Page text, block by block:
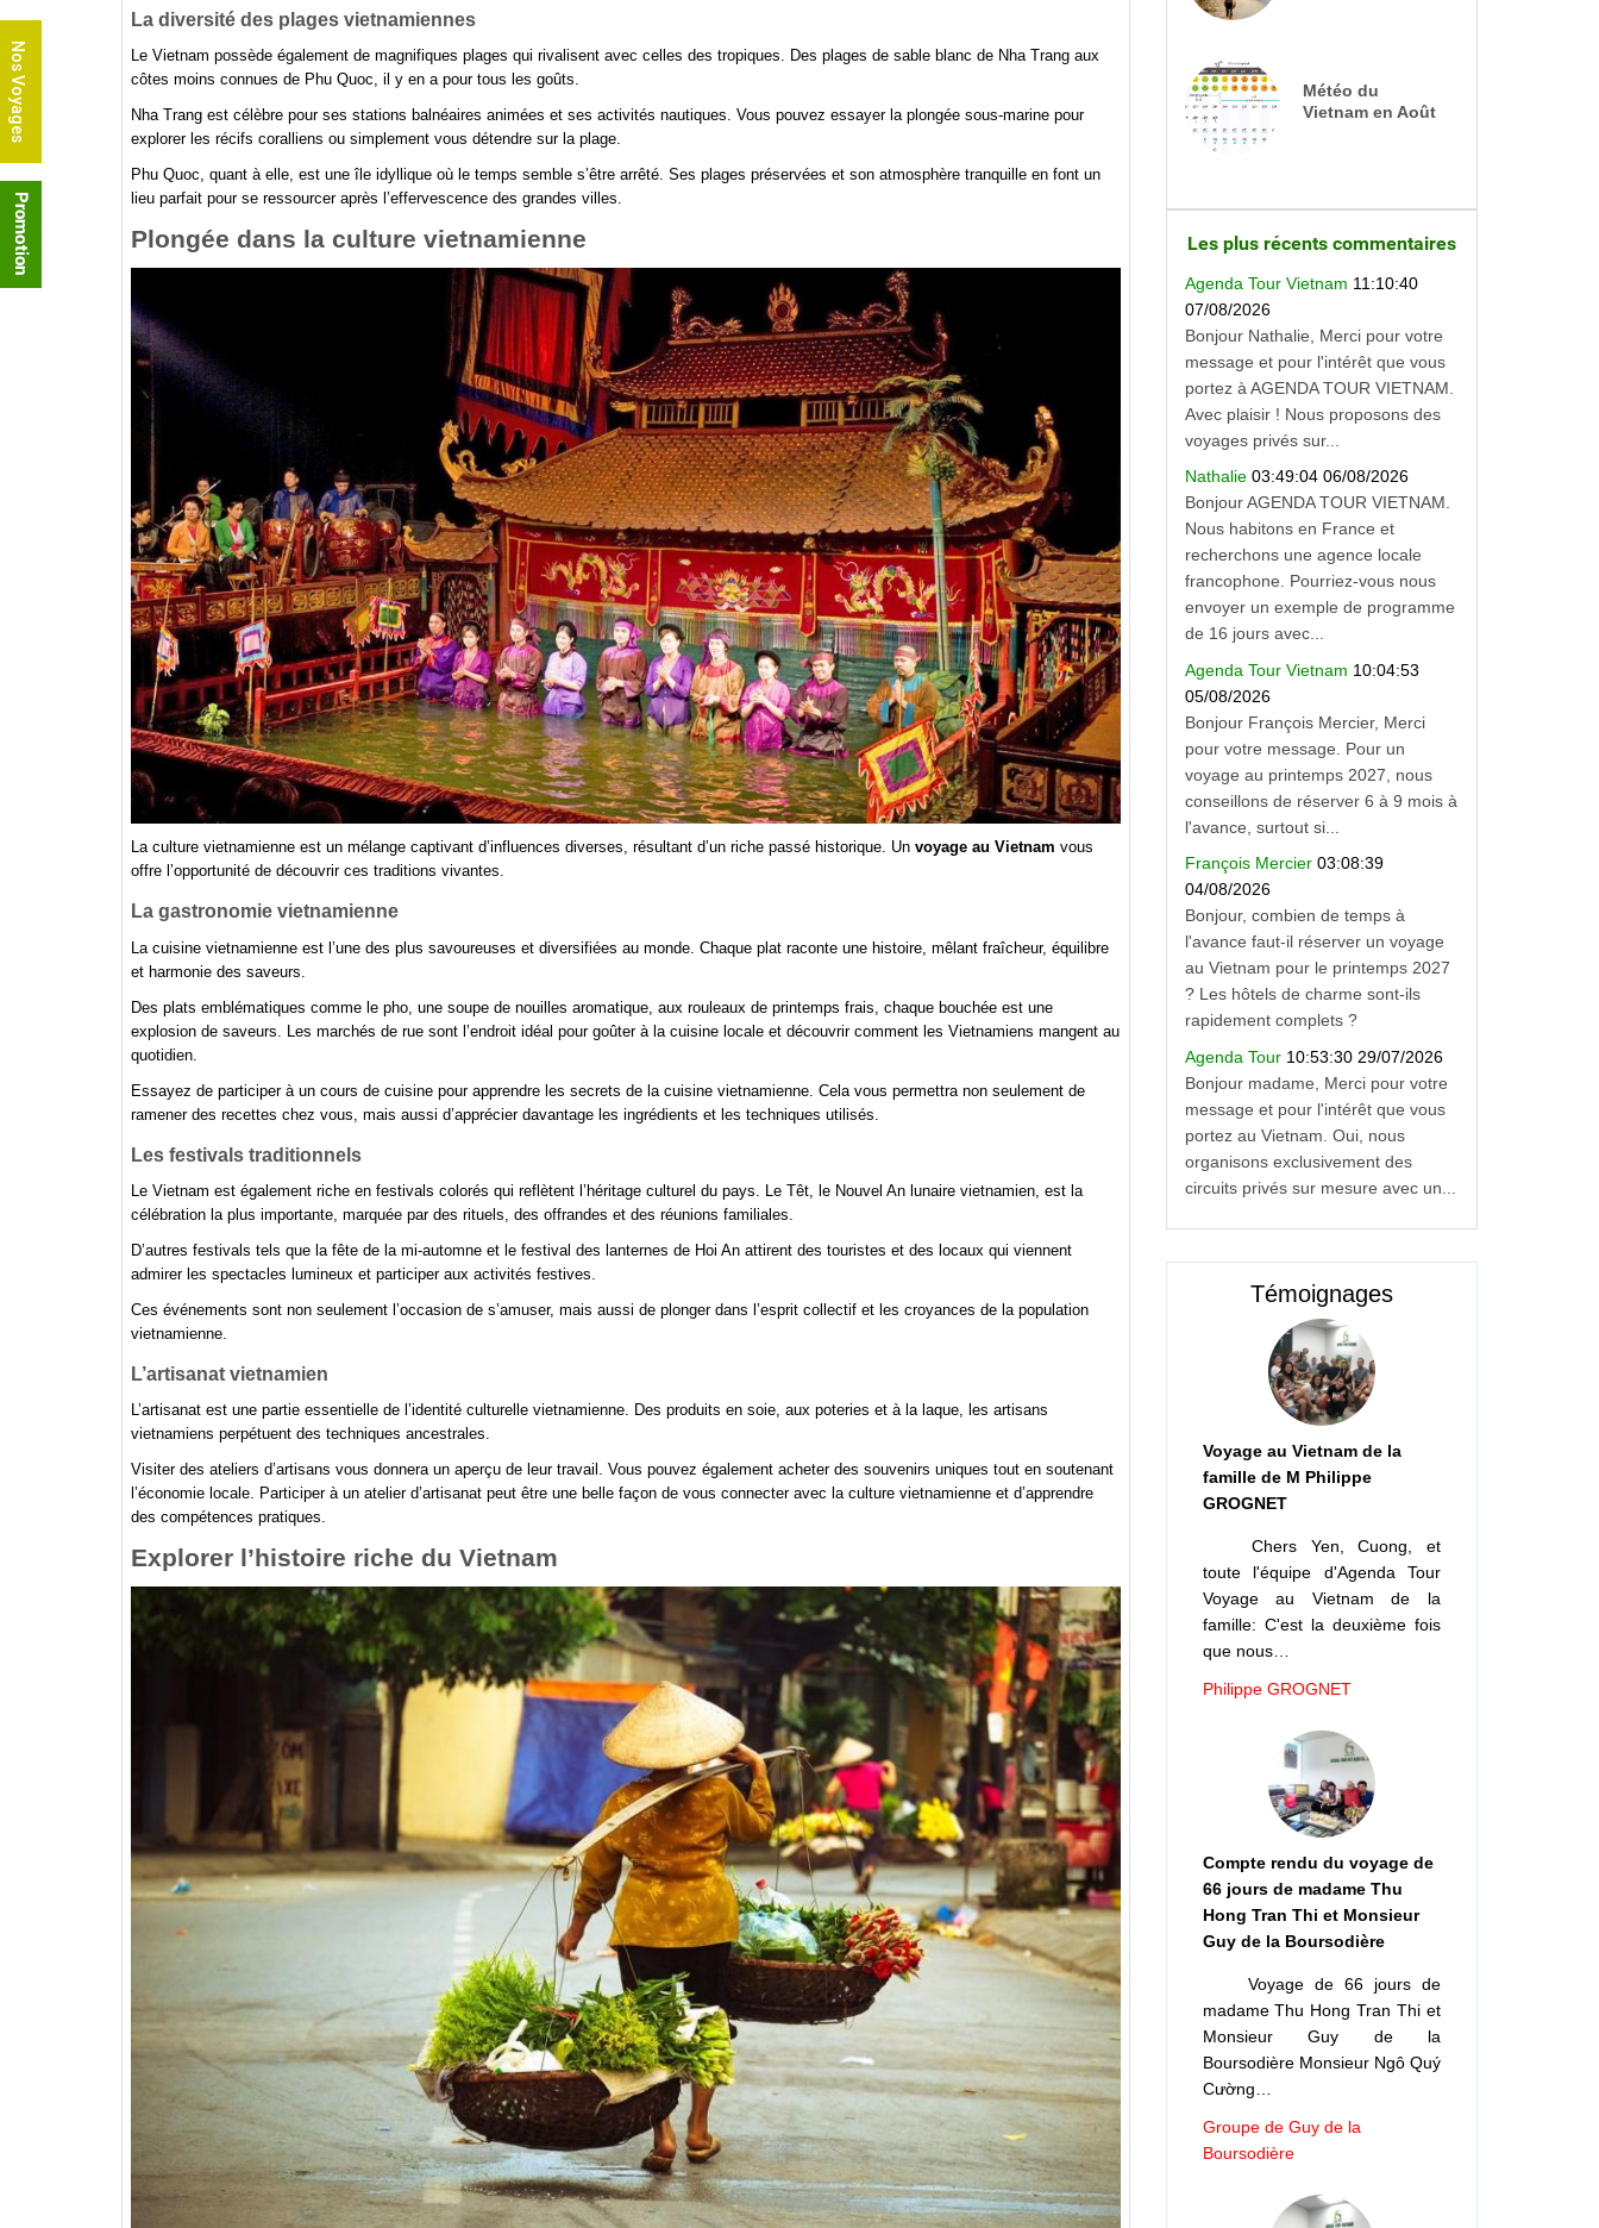
La diversité des plages vietnamiennes
Le Vietnam possède également de magnifiques plages qui rivalisent avec celles des tropiques. Des plages de sable blanc de Nha Trang aux
côtes moins connues de Phu Quoc, il y en a pour tous les goûts.
Nha Trang est célèbre pour ses stations balnéaires animées et ses activités nautiques. Vous pouvez essayer la plongée sous-marine pour
explorer les récifs coralliens ou simplement vous détendre sur la plage.
Phu Quoc, quant à elle, est une île idyllique où le temps semble s’être arrêté. Ses plages préservées et son atmosphère tranquille en font un
lieu parfait pour se ressourcer après l’effervescence des grandes villes.
Plongée dans la culture vietnamienne
La culture vietnamienne est un mélange captivant d’influences diverses, résultant d’un riche passé historique. Un voyage au Vietnam vous
offre l’opportunité de découvrir ces traditions vivantes.
La gastronomie vietnamienne
La cuisine vietnamienne est l’une des plus savoureuses et diversifiées au monde. Chaque plat raconte une histoire, mêlant fraîcheur, équilibre
et harmonie des saveurs.
Des plats emblématiques comme le pho, une soupe de nouilles aromatique, aux rouleaux de printemps frais, chaque bouchée est une
explosion de saveurs. Les marchés de rue sont l’endroit idéal pour goûter à la cuisine locale et découvrir comment les Vietnamiens mangent au
quotidien.
Essayez de participer à un cours de cuisine pour apprendre les secrets de la cuisine vietnamienne. Cela vous permettra non seulement de
ramener des recettes chez vous, mais aussi d’apprécier davantage les ingrédients et les techniques utilisés.
Les festivals traditionnels
Le Vietnam est également riche en festivals colorés qui reflètent l’héritage culturel du pays. Le Têt, le Nouvel An lunaire vietnamien, est la
célébration la plus importante, marquée par des rituels, des offrandes et des réunions familiales.
D’autres festivals tels que la fête de la mi-automne et le festival des lanternes de Hoi An attirent des touristes et des locaux qui viennent
admirer les spectacles lumineux et participer aux activités festives.
Ces événements sont non seulement l’occasion de s’amuser, mais aussi de plonger dans l’esprit collectif et les croyances de la population
vietnamienne.
L’artisanat vietnamien
L’artisanat est une partie essentielle de l’identité culturelle vietnamienne. Des produits en soie, aux poteries et à la laque, les artisans
vietnamiens perpétuent des techniques ancestrales.
Visiter des ateliers d’artisans vous donnera un aperçu de leur travail. Vous pouvez également acheter des souvenirs uniques tout en soutenant
l’économie locale. Participer à un atelier d’artisanat peut être une belle façon de vous connecter avec la culture vietnamienne et d’apprendre
des compétences pratiques.
Explorer l’histoire riche du Vietnam
Météo du
Vietnam en Août
Les plus récents commentaires
Agenda Tour Vietnam 11:10:40
07/08/2026
Bonjour Nathalie, Merci pour votre
message et pour l'intérêt que vous
portez à AGENDA TOUR VIETNAM.
Avec plaisir ! Nous proposons des
voyages privés sur...
Nathalie 03:49:04 06/08/2026
Bonjour AGENDA TOUR VIETNAM.
Nous habitons en France et
recherchons une agence locale
francophone. Pourriez-vous nous
envoyer un exemple de programme
de 16 jours avec...
Agenda Tour Vietnam 10:04:53
05/08/2026
Bonjour François Mercier, Merci
pour votre message. Pour un
voyage au printemps 2027, nous
conseillons de réserver 6 à 9 mois à
l'avance, surtout si...
François Mercier 03:08:39
04/08/2026
Bonjour, combien de temps à
l'avance faut-il réserver un voyage
au Vietnam pour le printemps 2027
? Les hôtels de charme sont-ils
rapidement complets ?
Agenda Tour 10:53:30 29/07/2026
Bonjour madame, Merci pour votre
message et pour l'intérêt que vous
portez au Vietnam. Oui, nous
organisons exclusivement des
circuits privés sur mesure avec un...
Témoignages
Voyage au Vietnam de la
famille de M Philippe
GROGNET
Chers Yen, Cuong, et
toute l'équipe d'Agenda Tour
Voyage au Vietnam de la
famille: C'est la deuxième fois
que nous…
Philippe GROGNET
Compte rendu du voyage de
66 jours de madame Thu
Hong Tran Thi et Monsieur
Guy de la Boursodière
Voyage de 66 jours de
madame Thu Hong Tran Thi et
Monsieur Guy de la
Boursodière Monsieur Ngô Quý
Cường…
Groupe de Guy de la
Boursodière
Nos Voyages